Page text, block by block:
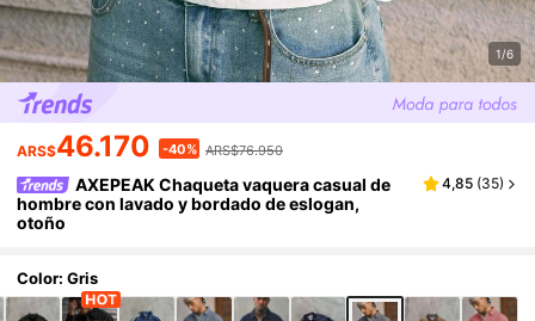
1/6
ARS$46.170 -40% ARS$76.950
AXEPEAK Chaqueta vaquera casual de
hombre con lavado y bordado de eslogan,
otoño
4,85 (35)
Color: Gris